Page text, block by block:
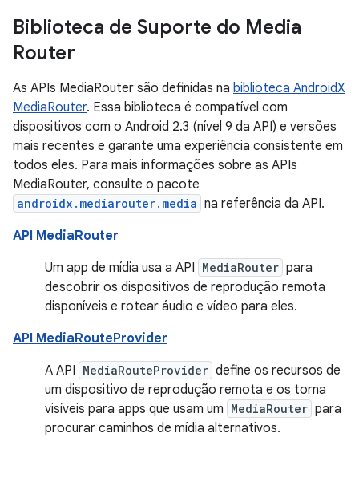
Biblioteca de Suporte do Media
Router
As APIs MediaRouter são definidas na biblioteca AndroidX
MediaRouter. Essa biblioteca é compatível com
dispositivos com o Android 2.3 (nível 9 da API) e versões
mais recentes e garante uma experiência consistente em
todos eles. Para mais informações sobre as APIs
MediaRouter, consulte o pacote
androidx.mediarouter.media na referência da API.
API MediaRouter
Um app de mídia usa a API MediaRouter para
descobrir os dispositivos de reprodução remota
disponíveis e rotear áudio e vídeo para eles.
API MediaRouteProvider
A API MediaRouteProvider define os recursos de
um dispositivo de reprodução remota e os torna
visíveis para apps que usam um MediaRouter para
procurar caminhos de mídia alternativos.